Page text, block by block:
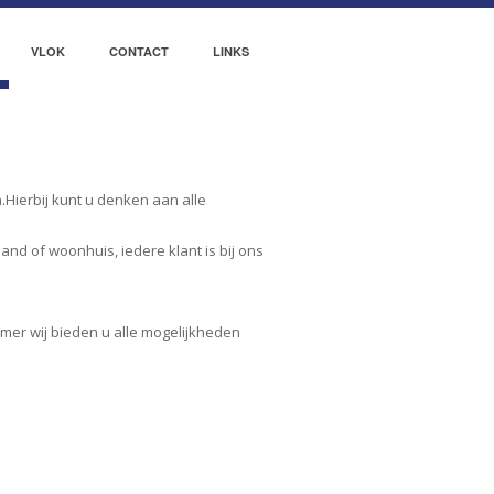
VLOK CONTACT LINKS
kunt u denken aan alle
of woonhuis, iedere klant is bij ons
wij bieden u alle mogelijkheden